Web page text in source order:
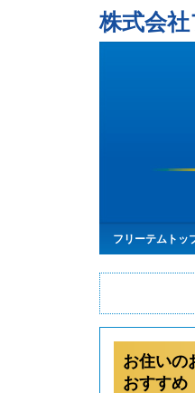
株式会
フリーテムトッ
お住いの
おすすめ